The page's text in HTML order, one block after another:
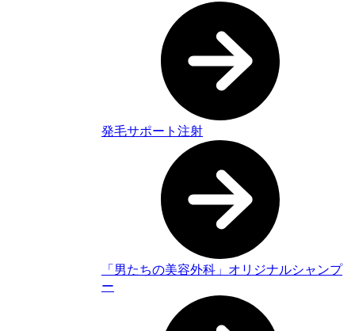
発毛サポート注射
「男たちの美容外科」オリジナルシャンプ
ー